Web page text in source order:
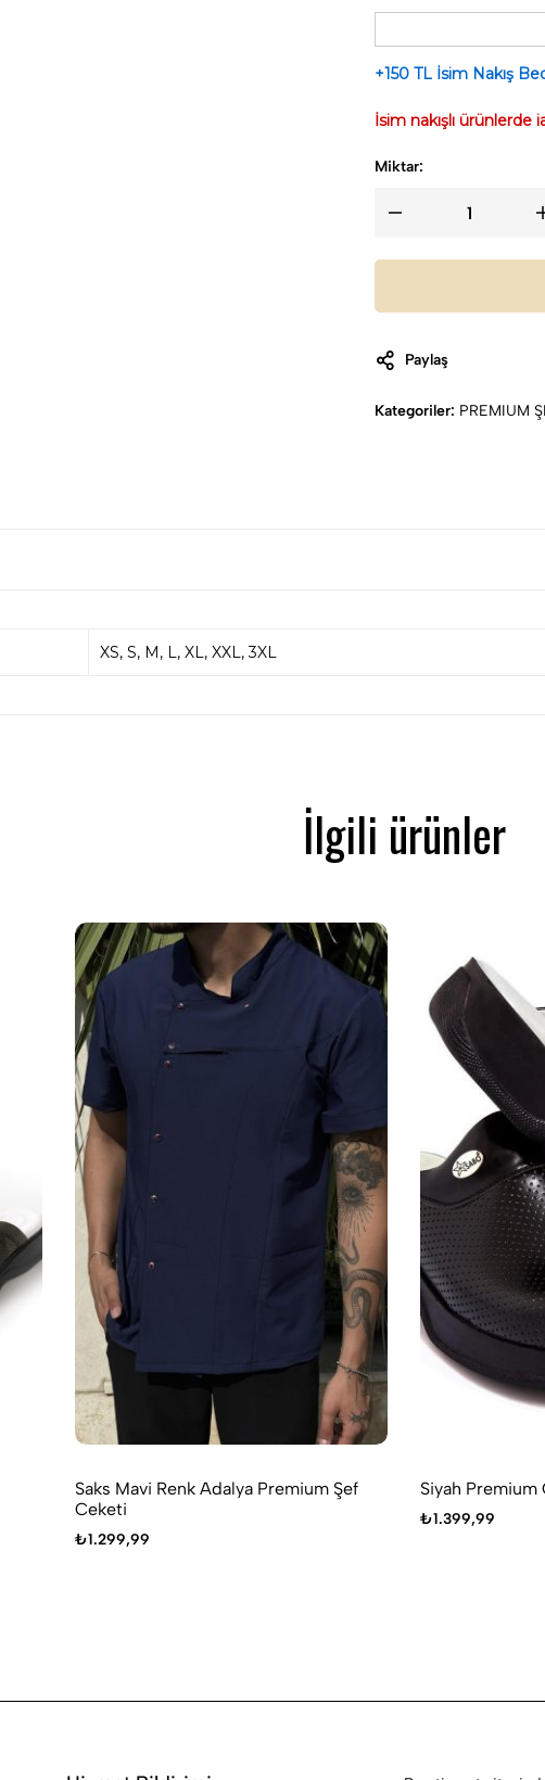
+150 TL İsim Nakış
İsim nakışlı ürünlerde
Miktar:
Paylaş
Kategoriler: PREMIUM
XS, S, M, L, XL, XXL, 3XL
İlgili ürünler
Saks Mavi Renk Adalya Premium Şef
Ceketi
₺1.299,99
Siyah
₺1.399,99